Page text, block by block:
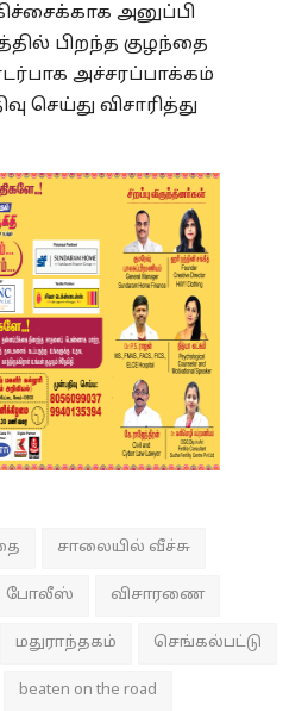
அனுப்பி
பிறந்த குழந்தை
அச்சரப்பாக்கம்
செய்து விசாரித்து
சாலையில் வீச்சு
போலீஸ் விசாரணை
மதுராந்தகம் செங்கல்பட்டு
beaten on the road